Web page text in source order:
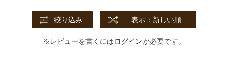
絞り込み 表示：新しい順
※レビューを書くにはログインが必要です。